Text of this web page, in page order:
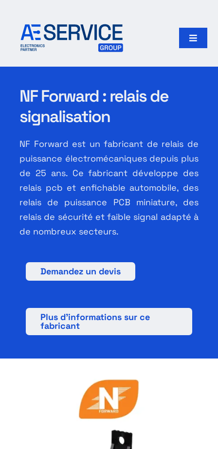
contenu
Toggle
Accueil
Produits
Fabricants
Notre groupe
Rechercher:
Français
NF Forward : relais de
signalisation
NF Forward est un fabricant de relais de
puissance électromécaniques depuis plus
de 25 ans. Ce fabricant développe des
relais pcb et enfichable automobile, des
relais de puissance PCB miniature, des
relais de sécurité et faible signal adapté à
de nombreux secteurs.
Demandez un devis
Plus d’informations sur ce
fabricant